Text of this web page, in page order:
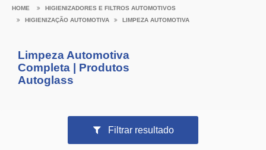
HIGIENIZADORES E FILTROS AUTOMOTIVOS
HIGIENIZAÇÃO AUTOMOTIVA
LIMPEZA AUTOMOTIVA
Limpeza Automotiva
Completa | Produtos
Autoglass
Filtrar resultado